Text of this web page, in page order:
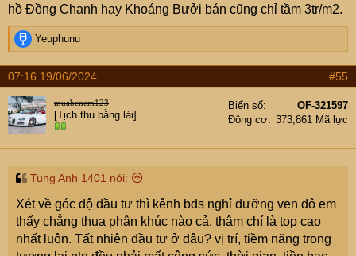
hồ Đồng Chanh hay Khoáng Bưởi bán cũng chỉ tầm 3tr/m2.
R
e
a
c
t
i
o
n
s
Yeuphunu
07:16 19/06/2024 #55
muabenem123
[Tịch thu bằng lái]
Biển số
OF-321597
Động cơ
373,861 Mã lực
Tung Anh 1401 nói:
Xét về góc độ đầu tư thì kênh bđs nghỉ dưỡng ven đô em
thấy chẳng thua phân khúc nào cả, thậm chí là top cao
nhất luôn. Tất nhiên đầu tư ở đâu? vị trí, tiềm năng trong